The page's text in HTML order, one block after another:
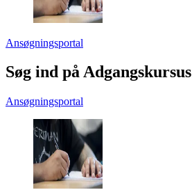
Ansøgningsportal
Søg ind på Adgangskursus
Ansøgningsportal